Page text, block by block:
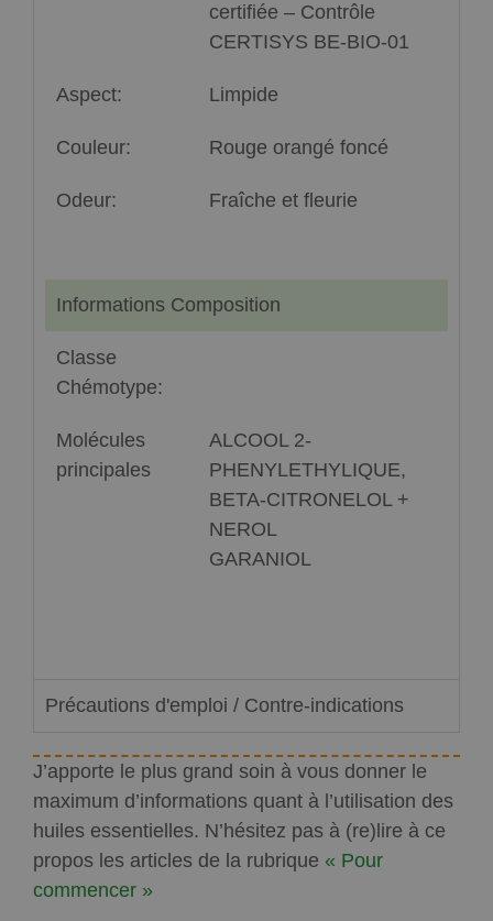
certifiée – Contrôle
CERTISYS BE-BIO-01
Aspect: Limpide
Couleur: Rouge orangé foncé
Odeur: Fraîche et fleurie
Informations Composition
Classe
Chémotype:
Molécules
principales
ALCOOL 2-
PHENYLETHYLIQUE,
BETA-CITRONELOL +
NEROL
GARANIOL
Précautions d'emploi / Contre-indications
J’apporte le plus grand soin à vous donner le
maximum d’informations quant à l’utilisation des
huiles essentielles. N’hésitez pas à (re)lire à ce
propos les articles de la rubrique « Pour
commencer »